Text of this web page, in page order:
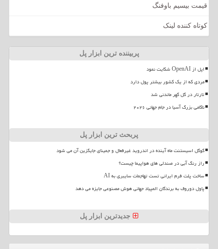
قیمت بیسیم باوفنگ
کوتاه کننده لینک
پربیننده ترین ابزار پل
اپل از OpenAI شکایت نمود
مردی که از یک کشور بیشتر پول دارد
تارتار در گل گهر ماندنی شد
ناکامی بزرگ آسیا در جام جهانی ۲۰۲۶
پربحث ترین ابزار پل
گوگل اسیستنت ماه آینده در اندروید غیرفعال و جمینای جایگزین آن می شود
راز رنگ آبی در صندلی های هواپیما چیست؟
ساخت پلت فرم ایرانی تست تهاجمات سایبری به AI
پاول دوروف به برندگان المپیاد جهانی هوش مصنوعی جایزه می دهد
جدیدترین ابزار پل